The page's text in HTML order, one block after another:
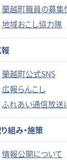
蘭越町職員の募集
地域おこし協力隊
蘭越町公式SNS
広報らんこし
ふれあい通信放送
組み・施策
情報公開について